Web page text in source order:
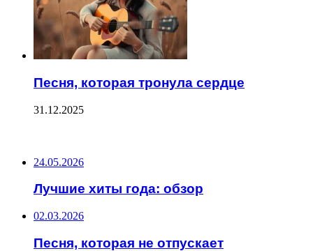
Песня, которая тронула сердце
31.12.2025
24.05.2026
Лучшие хиты года: обзор
02.03.2026
Песня, которая не отпускает